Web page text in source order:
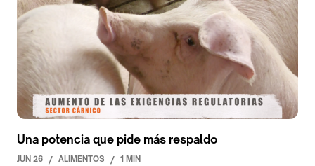
Una potencia que pide más respaldo
JUN 26 / ALIMENTOS / 1 MIN